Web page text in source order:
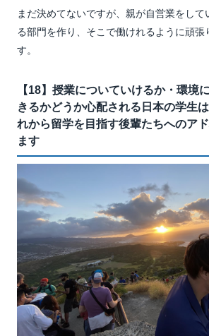
まだ決めてないですが、親が自営業をして
る部門を作り、そこで働けれるように頑張
す。
【18】授業についていけるか・環境
きるかどうか心配される日本の学生
れから留学を目指す後輩たちへのア
ます